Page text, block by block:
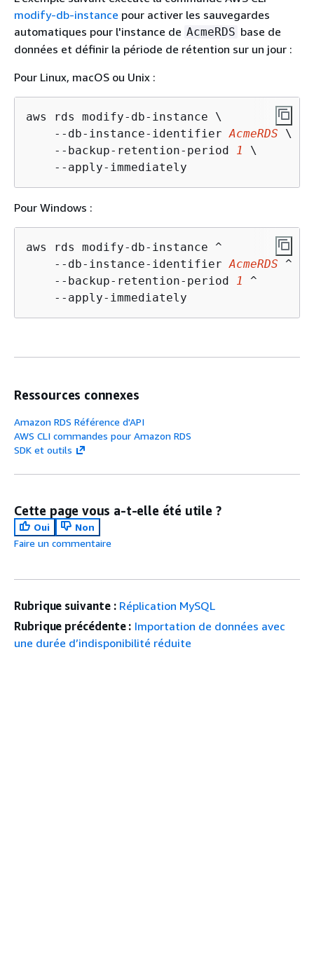
modify-db-instance pour activer les sauvegardes
automatiques pour l'instance de AcmeRDS base de
données et définir la période de rétention sur un jour :
Pour Linux, macOS ou Unix :
aws rds modify-db-instance \
    --db-instance-identifier
AcmeRDS \
    --backup-retention-period
1
\
    --apply-immediately
Pour Windows :
aws rds modify-db-instance ^
    --db-instance-identifier
AcmeRDS ^
    --backup-retention-period
1
^
    --apply-immediately
Ressources connexes
Amazon RDS Référence d'API
AWS CLI commandes pour Amazon RDS
SDK et outils
Cette page vous a-t-elle été utile ?
Oui
Non
Faire un commentaire
Rubrique suivante : Réplication MySQL
Rubrique précédente : Importation de données avec
une durée d’indisponibilité réduite